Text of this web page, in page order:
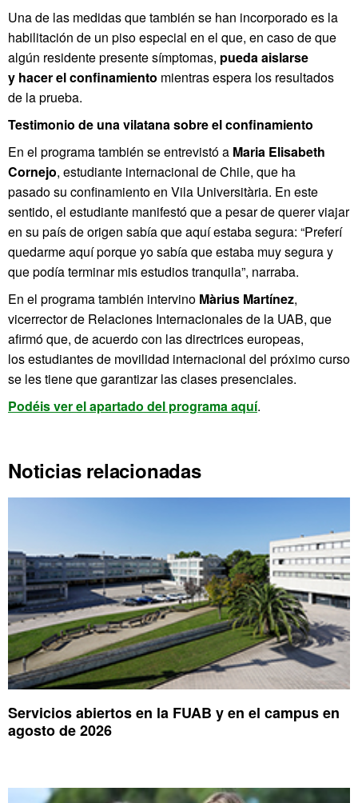
Una de las medidas que también se han incorporado es la
habilitación de un piso especial en el que, en caso de que
algún residente presente símptomas, pueda aislarse
y hacer el confinamiento mientras espera los resultados
de la prueba.
Testimonio de una vilatana sobre el confinamiento
En el programa también se entrevistó a Maria Elisabeth
Cornejo, estudiante internacional de Chile, que ha
pasado su confinamiento en Vila Universitària. En este
sentido, el estudiante manifestó que a pesar de querer viajar
en su país de origen sabía que aquí estaba segura: “Preferí
quedarme aquí porque yo sabía que estaba muy segura y
que podía terminar mis estudios tranquila”, narraba.
En el programa también intervino Màrius Martínez,
vicerrector de Relaciones Internacionales de la UAB, que
afirmó que, de acuerdo con las directrices europeas,
los estudiantes de movilidad internacional del próximo curso
se les tiene que garantizar las clases presenciales.
Podéis ver el apartado del programa aquí.
Noticias relacionadas
Servicios abiertos en la FUAB y en el campus en
agosto de 2026